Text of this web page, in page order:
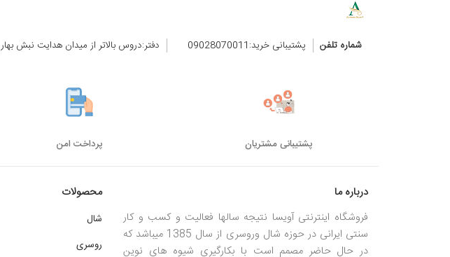
شماره تلفن پشتیبانی خرید:09028070011 دفتر:دروس بالاتر از میدان هدایت نبش بهار
پشتیبانی مشتریان پرداخت امن
درباره ما
فروشگاه اینترنتی آویسا نتیجه سالها فعالیت و کسب و کار
سنتی ایرانی در حوزه شال وروسری از سال 1385 میباشد که
در حال حاضر مصمم است با بکارگیری شیوه های نوین
محصولات
شال
روسری